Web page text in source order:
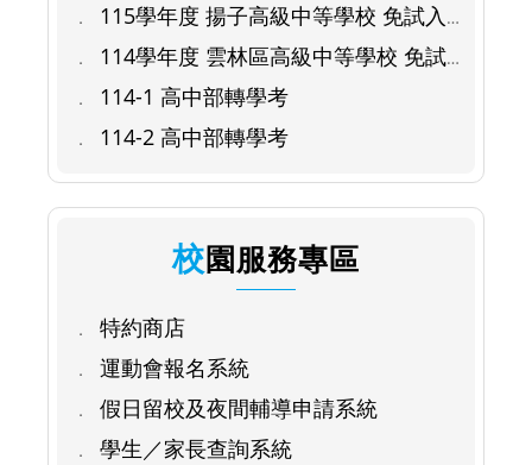
115學年度 揚子高級中等學校 免試入
學續招
114學年度 雲林區高級中等學校 免試
入學錄取名單
114-1 高中部轉學考
114-2 高中部轉學考
校園服務專區
特約商店
運動會報名系統
假日留校及夜間輔導申請系統
學生／家長查詢系統